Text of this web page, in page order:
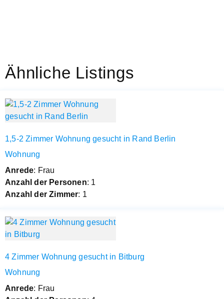
Ähnliche Listings
1,5-2 Zimmer Wohnung gesucht in Rand Berlin
Wohnung
Anrede: Frau
Anzahl der Personen: 1
Anzahl der Zimmer: 1
4 Zimmer Wohnung gesucht in Bitburg
Wohnung
Anrede: Frau